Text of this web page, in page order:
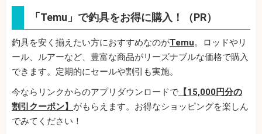
「Temu」で釣具をお得に購入！（PR）
釣具を安く揃えたい方におすすめなのがTemu。ロッドやリ
ール、ルアーなど、豊富な商品がリーズナブルな価格で購入
できます。定期的にセールや割引も実施。
今ならリンクからのアプリダウンロードで 【15,000円分の
割引クーポン】 がもらえます。お得なショッピングを楽しん
でみてください！